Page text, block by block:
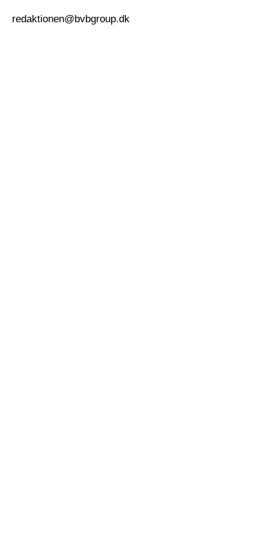
redaktionen@bvbgroup.dk